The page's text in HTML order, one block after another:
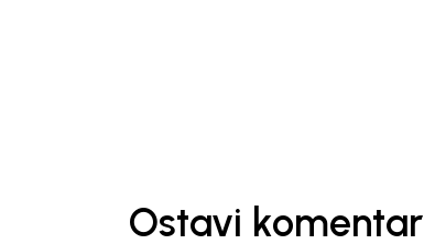
Ostavi komentar